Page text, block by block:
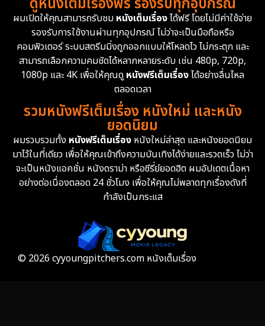
Dystopian 16
Emotional 61
Epic มหากาพย์ 225
Family ครอบครัว 372
Fantasy จินตนาการ 339
Fiction 9
ผมเปิดให้คุณสามารถรับชม หนังเต็มเรื่องได้ฟรี โดยไม่มีค่าใช้จ่าย
รองรับการใช้งานผ่านทุกอุปกรณ์ ไม่ว่าจะเป็นมือถือหรือ
คอมพิวเตอร์ ระบบสตรีมมิ่งถูกออกแบบให้โหลดไว ไม่กระตุก และ
สามารถเลือกความคมชัดได้หลากหลายระดับ เช่น 480p, 720p,
1080p และ 4K เพื่อให้คุณดู หนังฟรีเต็มเรื่องได้อย่างลื่นไหล
ตลอดเวลา
รวมหนังฟรีเต็มเรื่อง หนังใหม่ และหนัง
ยอดนิยม
ผมรวบรวมทั้ง หนังฟรีเต็มเรื่อง หนังใหม่ล่าสุด และหนังยอดนิยม
มาไว้ในที่เดียว เพื่อให้คุณเข้าถึงความบันเทิงได้ง่ายและรวดเร็ว ไม่ว่า
จะเป็นหนังแอคชั่น หนังดราม่า หรือซีรี่ย์ยอดฮิต ผมอัปเดตเนื้อหา
อย่างต่อเนื่องตลอด 24 ชั่วโมง เพื่อให้คุณไม่พลาดทุกเรื่องดังที่
กำลังเป็นกระแส
© 2026 cyyoungpitchers.com หนังเต็มเรื่อง